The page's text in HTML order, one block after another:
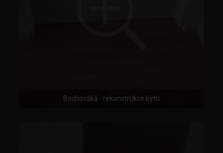
Bochovská - rekonstrukce bytu